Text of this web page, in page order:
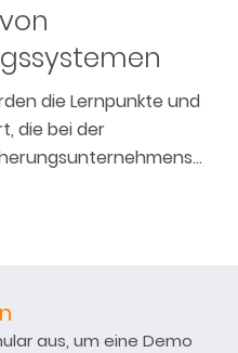
die Lernpunkte und
die bei der
aus, um eine Demo